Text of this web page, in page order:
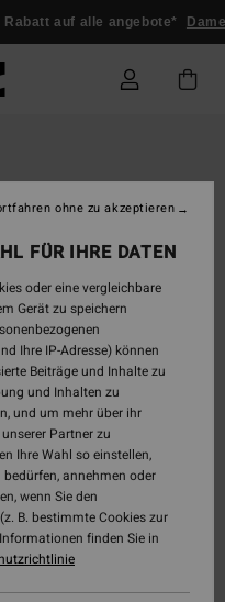
auf alle angebote* Damen
FÜR IHRE DATEN
oder eine vergleichbare
Gerät zu speichern
Ihre IP-Adresse) können
Beiträge und Inhalte zu
und Inhalten zu
und um mehr über ihr
Partner zu
Ihre Wahl so einstellen,
annehmen oder
wenn Sie den
B. bestimmte Cookies zur
finden Sie in
ohne zu akzeptieren